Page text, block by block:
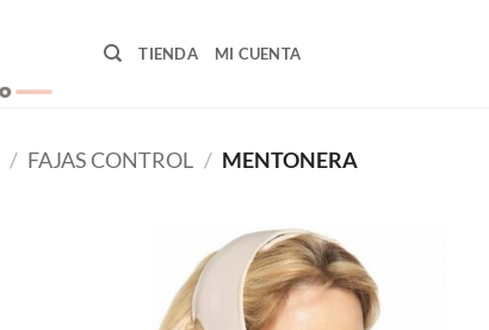
TIENDA MI CUENTA
/ FAJAS CONTROL / MENTONERA